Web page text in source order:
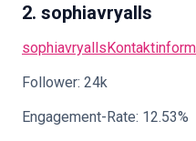
2. sophiavryalls
sophiavryalls
Follower: 24k
Engagement-Rate: 12.53%